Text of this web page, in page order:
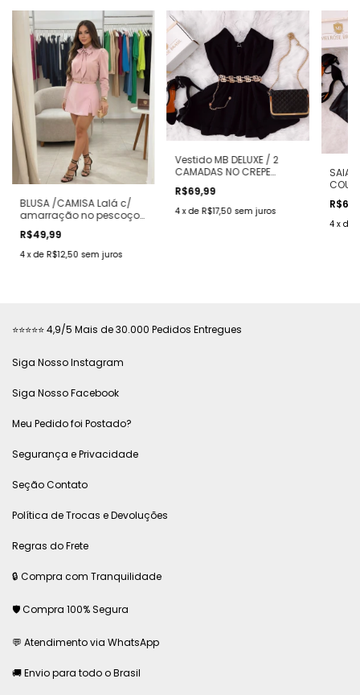
BLUSA /CAMISA Lalá c/
amarração no pescoço(
COR ROSÊ)
R$49,99
4 xde R$12,50 sem juros
Vestido MB DELUXE / 2
CAMADAS NO CREPE
DUNA( COR PRETO)
R$69,99
4 xde R$17,50 sem juros
SAIA
4 x de
⭐⭐⭐⭐⭐ 4,9/5 Mais de 30.000 Pedidos Entregues
Siga Nosso Instagram
Siga Nosso Facebook
Meu Pedido foi Postado?
Segurança e Privacidade
Seção Contato
Política de Trocas e Devoluções
Regras do Frete
🔒 Compra com Tranquilidade
🛡 Compra 100% Segura
💬 Atendimento via WhatsApp
🚚 Envio para todo o Brasil